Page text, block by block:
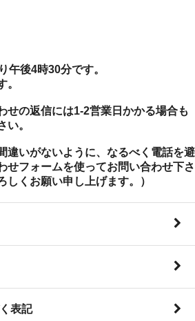
午後4時30分です。
。
せの返信には1-2営業日かかる場合も
い。
違いがないように、なるべく電話を避
せフォームを使ってお問い合わせ下さ
しくお願い申し上げます。）
表記